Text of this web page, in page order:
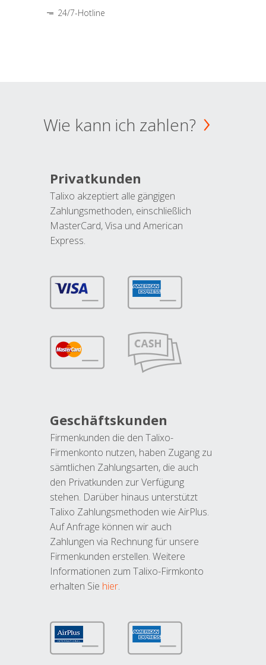
24/7-Hotline
Wie kann ich zahlen?
Privatkunden
Talixo akzeptiert alle gängigen
Zahlungsmethoden, einschließlich
MasterCard, Visa und American
Express.
Geschäftskunden
Firmenkunden die den Talixo-
Firmenkonto nutzen, haben Zugang zu
sämtlichen Zahlungsarten, die auch
den Privatkunden zur Verfügung
stehen. Darüber hinaus unterstützt
Talixo Zahlungsmethoden wie AirPlus.
Auf Anfrage können wir auch
Zahlungen via Rechnung für unsere
Firmenkunden erstellen. Weitere
Informationen zum Talixo-Firmkonto
erhalten Sie hier.